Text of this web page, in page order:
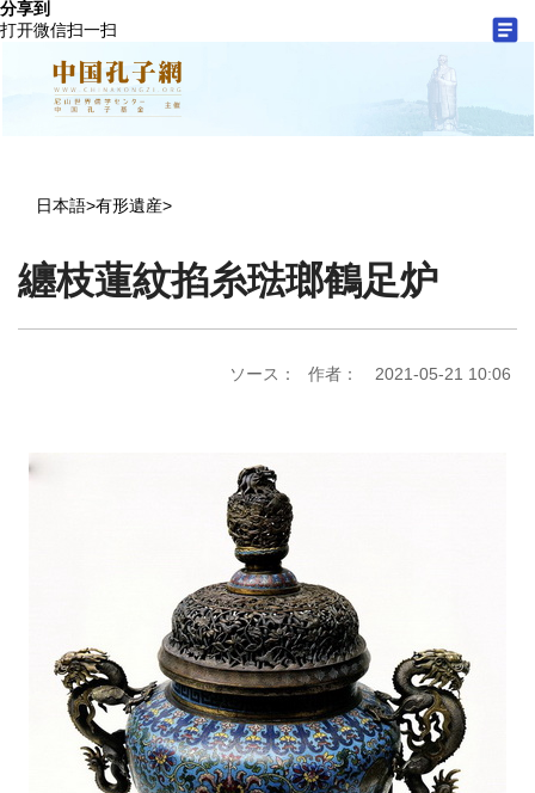
分享到
打开微信扫一扫
日本語>有形遺産>
纏枝蓮紋掐糸琺瑯鶴足炉
ソース： 作者： 2021-05-21 10:06